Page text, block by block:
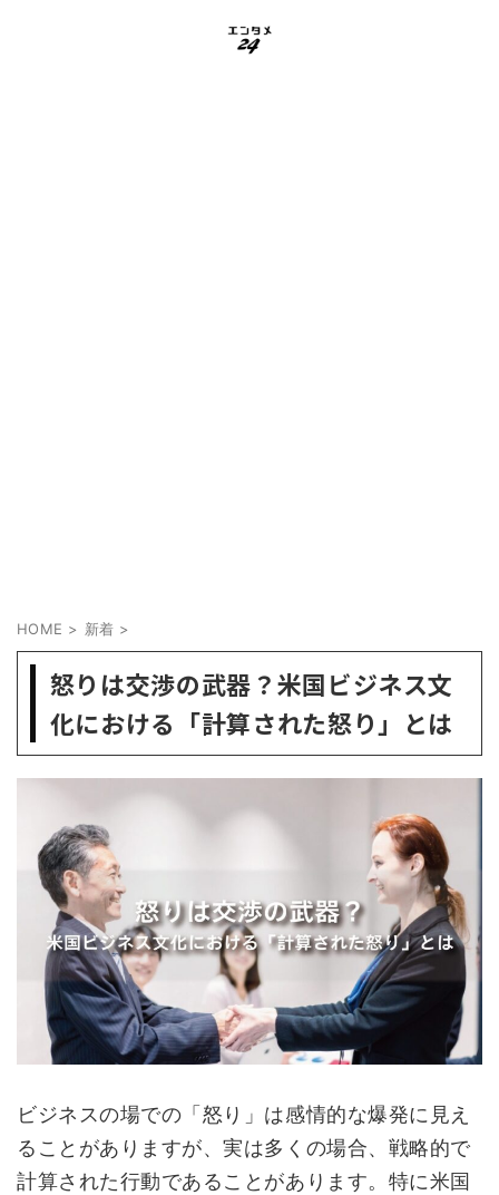
HOME > 新着 >
怒りは交渉の武器？米国ビジネス文
化における「計算された怒り」とは
ビジネスの場での「怒り」は感情的な爆発に見え
ることがありますが、実は多くの場合、戦略的で
計算された行動であることがあります。特に米国